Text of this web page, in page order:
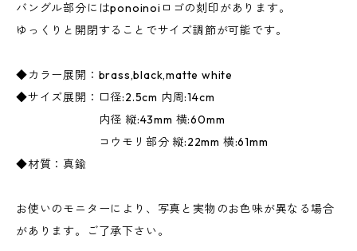
バングル部分にはponoinoiロゴの刻印があります。
ゆっくりと開閉することでサイズ調節が可能です。
◆カラー展開：brass,black,matte white
◆サイズ展開：口径:2.5cm 内周:14cm
内径 縦:43mm 横:60mm
コウモリ部分 縦:22mm 横:61mm
◆材質：真鍮
お使いのモニターにより、写真と実物のお色味が異なる場合
があります。ご了承下さい。